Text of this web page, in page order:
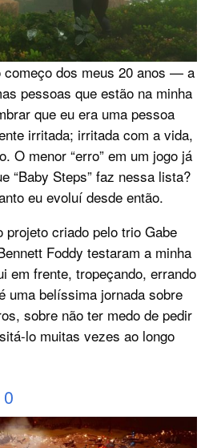
começo dos meus 20 anos — a
pessoas que estão na minha
que eu era uma pessoa
irritada; irritada com a vida,
O menor “erro” em um jogo já
“Baby Steps” faz nessa lista?
eu evoluí desde então.
projeto criado pelo trio Gabe
Foddy testaram a minha
em frente, tropeçando, errando
uma belíssima jornada sobre
sobre não ter medo de pedir
lo muitas vezes ao longo